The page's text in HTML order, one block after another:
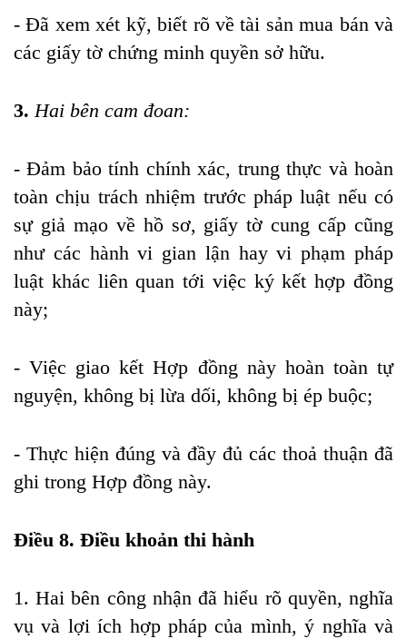
- Đã xem xét kỹ, biết rõ về tài sản mua bán và
các giấy tờ chứng minh quyền sở hữu.
3.Hai bên cam đoan:
- Đảm bảo tính chính xác, trung thực và hoàn
toàn chịu trách nhiệm trước pháp luật nếu có
sự giả mạo về hồ sơ, giấy tờ cung cấp cũng
như các hành vi gian lận hay vi phạm pháp
luật khác liên quan tới việc ký kết hợp đồng
này;
- Việc giao kết Hợp đồng này hoàn toàn tự
nguyện, không bị lừa dối, không bị ép buộc;
- Thực hiện đúng và đầy đủ các thoả thuận đã
ghi trong Hợp đồng này.
Điều 8. Điều khoản thi hành
1. Hai bên công nhận đã hiểu rõ quyền, nghĩa
vụ và lợi ích hợp pháp của mình, ý nghĩa và